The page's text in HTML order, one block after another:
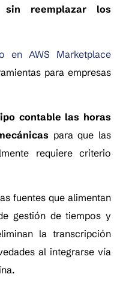
sin reemplazar los
en AWS Marketplace
para empresas
contable las horas
para que las
requiere criterio
fuentes que alimentan
gestión de tiempos y
la transcripción
al integrarse vía